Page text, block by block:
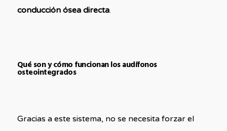
conducción ósea directa.
Qué son y cómo funcionan los audífonos
osteointegrados
Gracias a este sistema, no se necesita forzar el